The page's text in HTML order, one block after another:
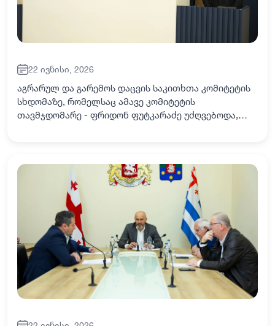
22 ივნისი, 2026
აგრარულ და გარემოს დაცვის საკითხთა კომიტეტის
სხდომაზე, რომელსაც ამავე კომიტეტის
თავმჯდომარე - ფრიდონ ფუტკარაძე უძღვებოდა,